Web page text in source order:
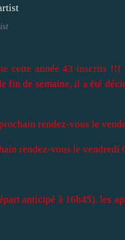
cette année 43 inscrits !!!
fin de semaine, il a été
rendez-vous le
rendez-vous le vendredi
anticipé à 16h45). les